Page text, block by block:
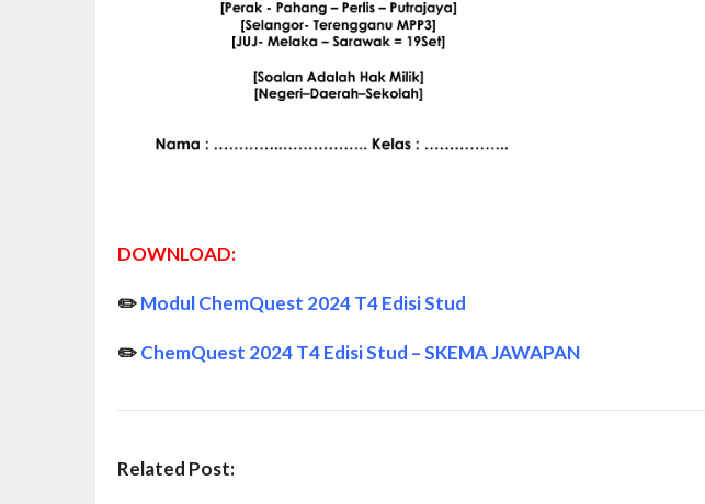
DOWNLOAD:
✏️Modul ChemQuest 2024 T4 Edisi Stud
✏️ChemQuest 2024 T4 Edisi Stud – SKEMA JAWAPAN
Related Post: